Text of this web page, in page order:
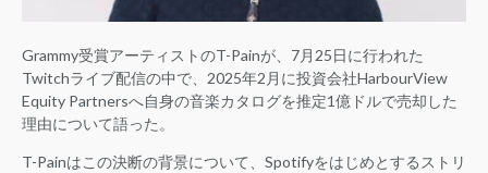
Grammy受賞アーティストのT-Painが、7月25日に行われた
Twitchライブ配信の中で、2025年2月に投資会社HarbourView
Equity Partnersへ自身の音楽カタログを推定1億ドルで売却した
理由について語った。
T-Painはこの決断の背景について、Spotifyをはじめとするストリ